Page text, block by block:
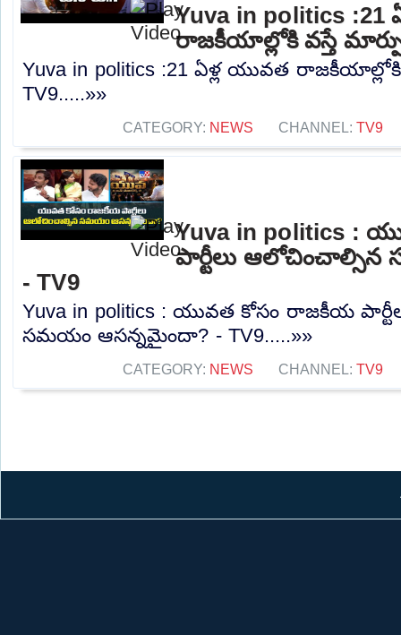
Yuva in politics :21
రాజకీయాల్లోకి వస్తే మార్పు
Yuva in politics :21 ఏళ్ల యువత రాజకీయాల్లోకి
TV9.....»»
CATEGORY: NEWS CHANNEL: TV9
Yuva in politics :
పార్టీలు
- TV9
Yuva in politics : యువత కోసం రాజకీయ
సమయం ఆసన్నమైందా? - TV9.....»»
CATEGORY: NEWS CHANNEL: TV9